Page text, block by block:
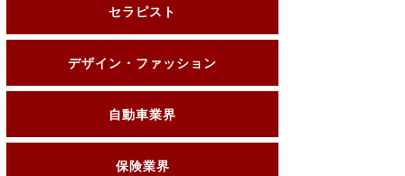
セラピスト
デザイン・ファッション
自動車業界
保険業界